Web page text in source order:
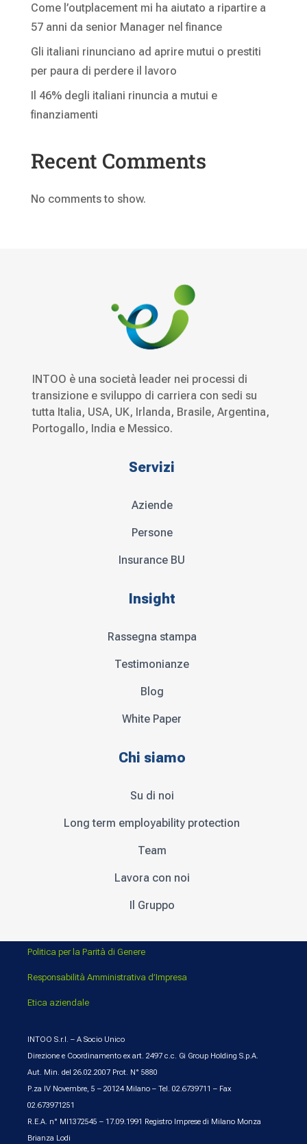
Come l’outplacement mi ha aiutato a ripartire a
57 anni da senior Manager nel finance
Gli italiani rinunciano ad aprire mutui o prestiti
per paura di perdere il lavoro
Il 46% degli italiani rinuncia a mutui e
finanziamenti
Recent Comments
No comments to show.
INTOO è una società leader nei processi di
transizione e sviluppo di carriera con sedi su
tutta Italia, USA, UK, Irlanda, Brasile, Argentina,
Portogallo, India e Messico.
Servizi
Aziende
Persone
Insurance BU
Insight
Rassegna stampa
Testimonianze
Blog
White Paper
Chi siamo
Su di noi
Long term employability protection
Team
Lavora con noi
Il Gruppo
Politica per la Parità di Genere
Responsabilità Amministrativa d’Impresa
Etica aziendale
INTOO S.r.l. – A Socio Unico
Direzione e Coordinamento ex art. 2497 c.c. Gi Group Holding S.p.A.
Aut. Min. del 26.02.2007 Prot. N° 5880
P.za IV Novembre, 5 – 20124 Milano – Tel. 02.6739711 – Fax
02.673971251
R.E.A. n° MI1372545 – 17.09.1991 Registro Imprese di Milano Monza
Brianza Lodi